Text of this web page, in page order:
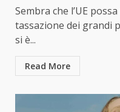
Sembra che l’UE
tassazione dei grandi
si è...
Read More